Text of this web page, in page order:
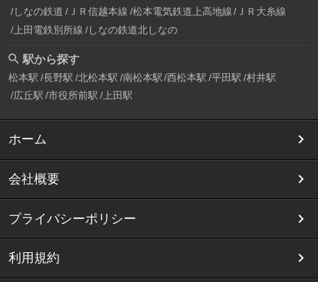
しなの鉄道 ＪＲ信越本線 松本電気鉄道上高地線
ＪＲ大糸線
上田電鉄別所線 しなの鉄道北しなの
駅から探す
松本駅 長野駅 北松本駅 南松本駅 西松本駅 平田駅 村井駅
広丘駅 市役所前駅 上田駅
ホーム
会社概要
プライバシーポリシー
利用規約